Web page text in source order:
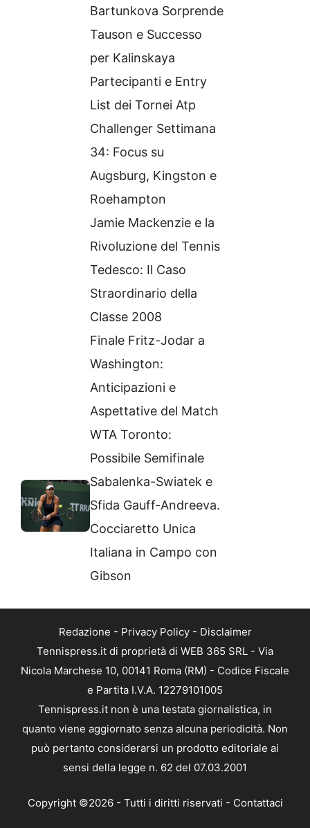
Bartunkova Sorprende
Tauson e Successo
per Kalinskaya
Partecipanti e Entry
List dei Tornei Atp
Challenger Settimana
34: Focus su
Augsburg, Kingston e
Roehampton
Jamie Mackenzie e la
Rivoluzione del Tennis
Tedesco: Il Caso
Straordinario della
Classe 2008
Finale Fritz-Jodar a
Washington:
Anticipazioni e
Aspettative del Match
WTA Toronto:
Possibile Semifinale
Sabalenka-Swiatek e
Sfida Gauff-Andreeva.
Cocciaretto Unica
Italiana in Campo con
Gibson
Redazione - Privacy Policy- Disclaimer
Tennispress.it di proprietà di WEB 365 SRL - Via
Nicola Marchese 10, 00141 Roma (RM) - Codice Fiscale
e Partita I.V.A. 12279101005
Tennispress.it non è una testata giornalistica, in
quanto viene aggiornato senza alcuna periodicità. Non
può pertanto considerarsi un prodotto editoriale ai
sensi della legge n. 62 del 07.03.2001
Copyright ©2026 - Tutti i diritti riservati - Contattaci